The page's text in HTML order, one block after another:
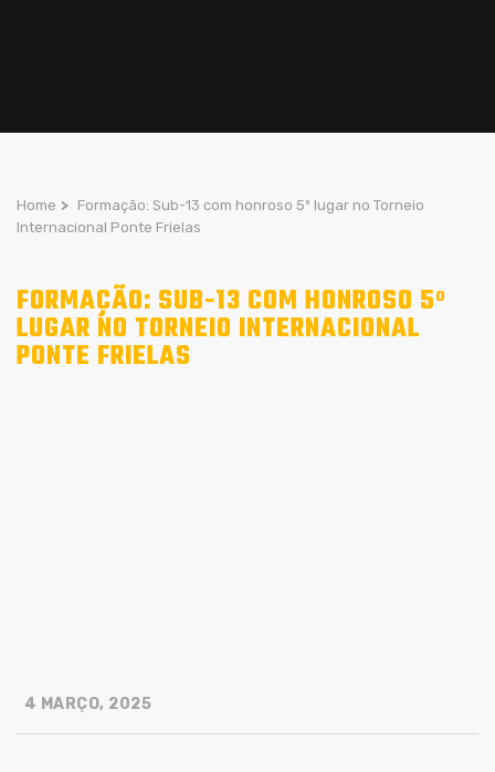
Home > Formação: Sub-13 com honroso 5º lugar no Torneio
Internacional Ponte Frielas
FORMAÇÃO: SUB-13 COM HONROSO 5º
LUGAR NO TORNEIO INTERNACIONAL
PONTE FRIELAS
4 MARÇO, 2025